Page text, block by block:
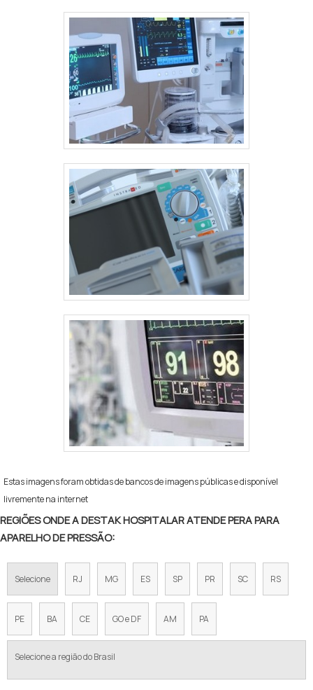
Estas imagens foram obtidas de bancos de imagens públicas e disponível
livremente na internet
REGIÕES ONDE A DESTAK HOSPITALAR ATENDE PERA PARA
APARELHO DE PRESSÃO:
Selecione RJ MG ES SP PR SC RS
PE BA CE GO e DF AM PA
Selecione a região do Brasil